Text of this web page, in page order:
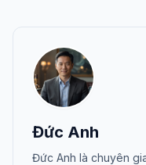
Đức Anh
Đức Anh là chuyên